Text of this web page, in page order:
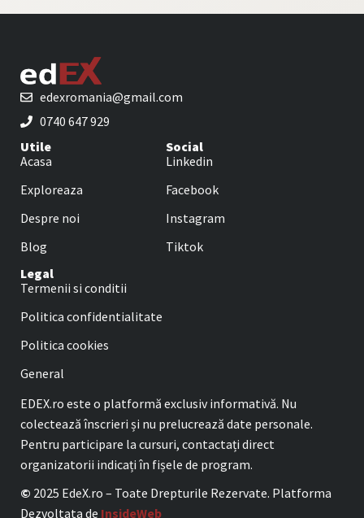
edexromania@gmail.com
0740 647 929
Utile
Acasa
Exploreaza
Despre noi
Blog
Social
Linkedin
Facebook
Instagram
Tiktok
Legal
Termenii si conditii
Politica confidentialitate
Politica cookies
General
EDEX.ro este o platformă exclusiv informativă. Nu
colectează înscrieri și nu prelucrează date personale.
Pentru participare la cursuri, contactați direct
organizatorii indicați în fișele de program.
© 2025 EdeX.ro – Toate Drepturile Rezervate. Platforma
Dezvoltata de InsideWeb